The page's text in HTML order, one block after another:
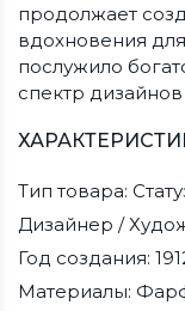
продолжает
вдохновения
послужило
спектр
Тип товара:
Дизайнер /
Год создания:
Материалы: